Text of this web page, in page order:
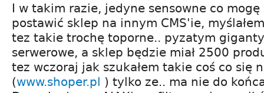
I w takim razie, jedyne sensowne co
postawić sklep na innym CMS'ie,
tez takie trochę toporne.. pyzatym
serwerowe, a sklep będzie miał 2500
tez wczoraj jak szukałem takie coś co się
(www.shoper.pl ) tylko ze.. ma nie do